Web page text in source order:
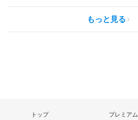
もっと見る
トップ
プレミアム